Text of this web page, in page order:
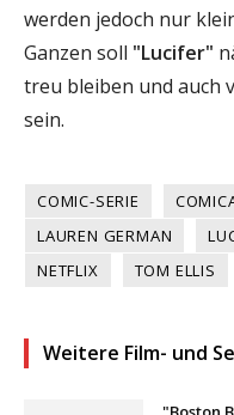
werden jedoch nur
Ganzen soll "Lucifer"
treu bleiben und auch
sein.
COMIC-SERIE
LAUREN GERMAN
NETFLIX
TOM ELLIS
Weitere Film- und